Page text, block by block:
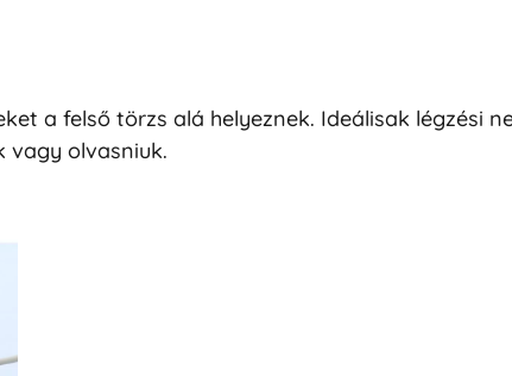
a felső törzs alá helyeznek. Ideálisak légzési
vagy olvasniuk.